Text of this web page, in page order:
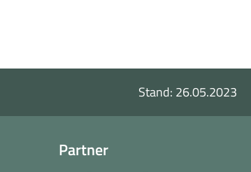
Stand: 26.05.2023
Partner